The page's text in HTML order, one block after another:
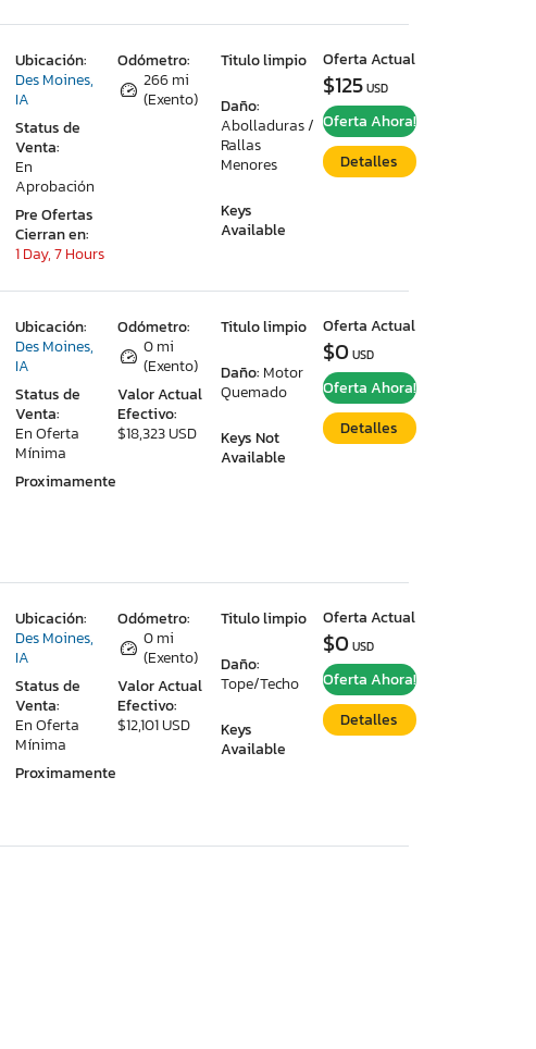
Odómetro:
266 mi
(Exento)
Titulo limpio
Daño:
Abolladuras /
Rallas
Menores
Keys
Available
Ubicación:
Des Moines,
IA
Status de
Venta:
En
Aprobación
Pre Ofertas
Cierran en:
1 Day, 7 Hours
Oferta Actual
$125USD
Oferta Ahora!
Detalles
Odómetro:
0 mi
(Exento)
Valor Actual
Efectivo:
$18,323 USD
Titulo limpio
Daño: Motor
Quemado
Keys Not
Available
Ubicación:
Des Moines,
IA
Status de
Venta:
En Oferta
Mínima
Proximamente
Oferta Actual
$0USD
Oferta Ahora!
Detalles
Odómetro:
0 mi
(Exento)
Valor Actual
Efectivo:
$12,101 USD
Titulo limpio
Daño:
Tope/Techo
Keys
Available
Ubicación:
Des Moines,
IA
Status de
Venta:
En Oferta
Mínima
Proximamente
Oferta Actual
$0USD
Oferta Ahora!
Detalles